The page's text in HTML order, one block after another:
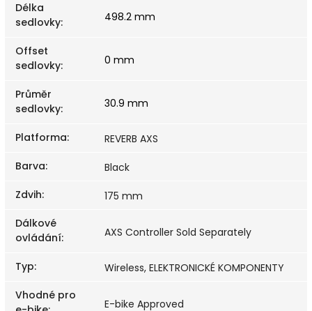
Délka
sedlovky: 498.2 mm
Offset
sedlovky: 0 mm
Průměr
sedlovky: 30.9 mm
Platforma:
REVERB AXS
Barva:
Black
Zdvih:
175 mm
Dálkové
ovládání: AXS Controller Sold Separately
Typ:
Wireless, ELEKTRONICKÉ KOMPONENTY
Vhodné pro
E-bike Approved